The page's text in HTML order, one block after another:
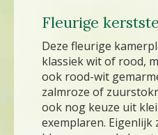
Fleurige
Deze fleurige
klassiek wit of rood,
ook rood-wit
zalmroze of
ook nog keuze uit
exemplaren. Eigenlijk